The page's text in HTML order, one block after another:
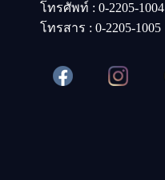
โทรศัพท์ : 0-2205-1004
โทรสาร : 0-2205-1005